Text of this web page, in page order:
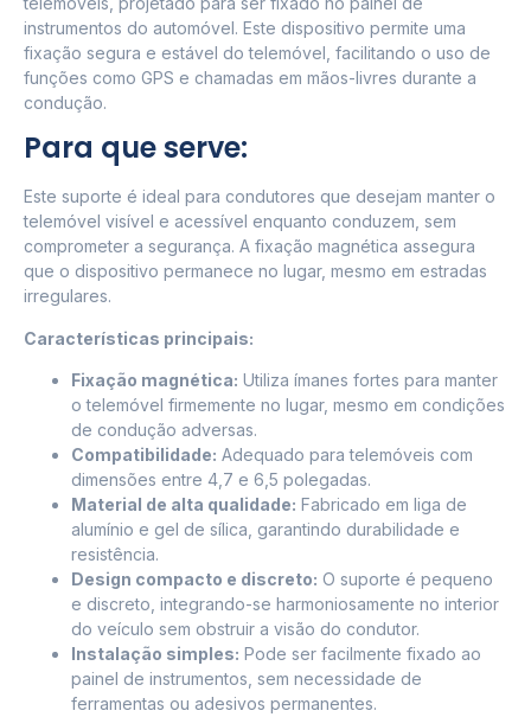
instrumentos do automóvel. Este dispositivo permite uma
fixação segura e estável do telemóvel, facilitando o uso de
funções como GPS e chamadas em mãos-livres durante a
condução.
Para que serve:
Este suporte é ideal para condutores que desejam manter o
telemóvel visível e acessível enquanto conduzem, sem
comprometer a segurança. A fixação magnética assegura
que o dispositivo permanece no lugar, mesmo em estradas
irregulares.
Características principais:
Fixação magnética: Utiliza ímanes fortes para manter
o telemóvel firmemente no lugar, mesmo em condições
de condução adversas.
Compatibilidade: Adequado para telemóveis com
dimensões entre 4,7 e 6,5 polegadas.
Material de alta qualidade: Fabricado em liga de
alumínio e gel de sílica, garantindo durabilidade e
resistência.
Design compacto e discreto: O suporte é pequeno
e discreto, integrando-se harmoniosamente no interior
do veículo sem obstruir a visão do condutor.
Instalação simples: Pode ser facilmente fixado ao
painel de instrumentos, sem necessidade de
ferramentas ou adesivos permanentes.